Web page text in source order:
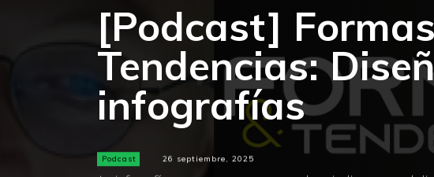
[Podcast]
Tendencias:
infografías
Podcast 26 septiembre, 2025